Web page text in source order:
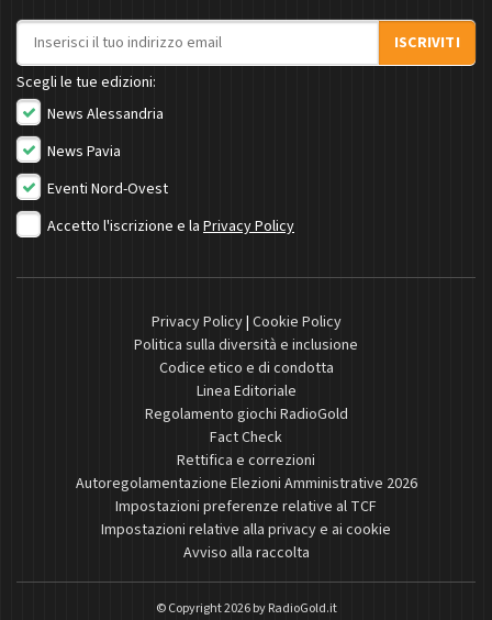
Indirizzo email
ISCRIVITI
Scegli le tue edizioni:
News Alessandria
News Pavia
Eventi Nord-Ovest
Accetto l'iscrizione e la Privacy Policy
Privacy Policy| Cookie Policy
Politica sulla diversità e inclusione
Codice etico e di condotta
Linea Editoriale
Regolamento giochi RadioGold
Fact Check
Rettifica e correzioni
Autoregolamentazione Elezioni Amministrative 2026
Impostazioni preferenze relative al TCF
Impostazioni relative alla privacy e ai cookie
Avviso alla raccolta
© Copyright 2026 byRadioGold.it